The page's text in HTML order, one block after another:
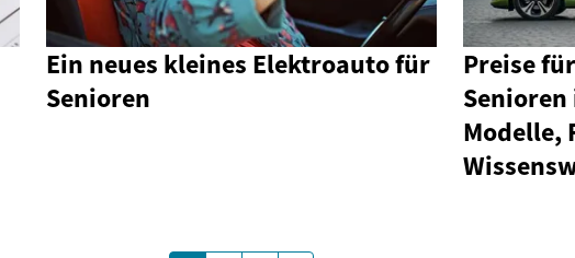
Ein neues kleines Elektroauto für
Senioren
Preise
Modelle,